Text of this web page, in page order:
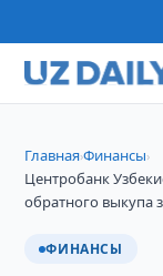
Главная›Финансы›
Центробанк
обратного выкупа
ФИНАНСЫ